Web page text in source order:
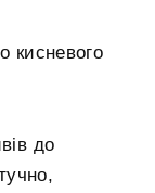
кисневого
до